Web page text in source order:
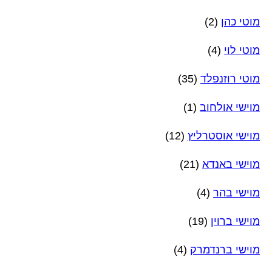
מוטי כהן (2)
מוטי לוי (4)
מוטי רוזנפלד (35)
מוישי אולחוב (1)
מוישי אוסטרליץ (12)
מוישי באנדא (21)
מוישי בהר (4)
מוישי ברוין (19)
מוישי ברנדמרק (4)